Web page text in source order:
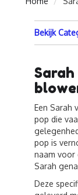
Bekijk
Een Sarah
pop die
pop is
naam voor
Sarah
Deze